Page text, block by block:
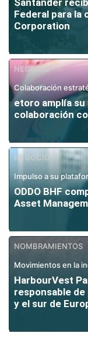
Federal para la
Corporation
NEGOCIO
Colaboración
etoro amplía su
colaboración
NEGOCIO
Impulso a su
ODDO BHF
Asset
NOMBRAMIENTOS
Movimientos en la
HarbourVest
responsable
y el sur de